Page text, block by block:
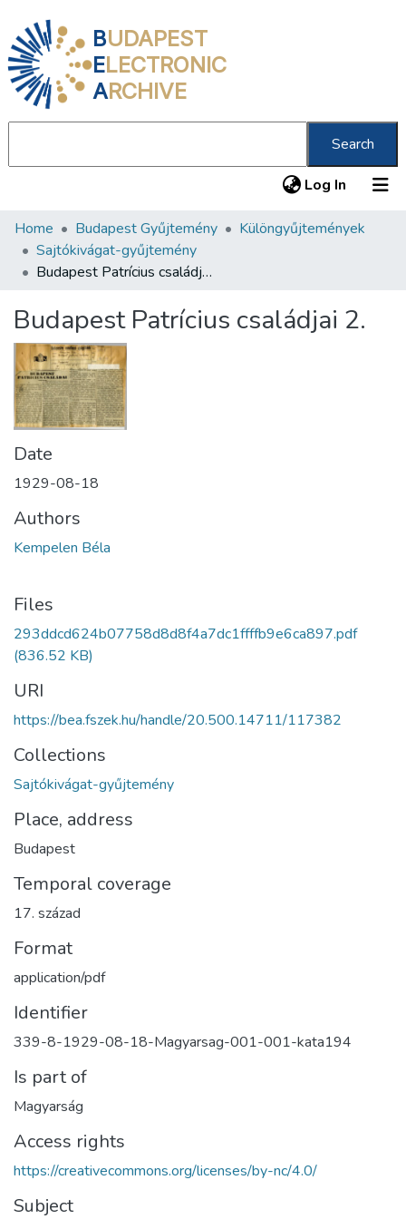
BUDAPEST
ELECTRONIC
ARCHIVE
Search
Log In (current)
Communities & Collections
All of DSpace
About us
Home Budapest Gyűjtemény
Különgyűjtemények
Sajtókivágat-gyűjtemény
Budapest Patrícius családjai 2.
Budapest Patrícius családjai 2.
Date
1929-08-18
Authors
Kempelen Béla
Files
293ddcd624b07758d8d8f4a7dc1ffffb9e6ca897.pdf
(836.52 KB)
URI
https://bea.fszek.hu/handle/20.500.14711/117382
Collections
Sajtókivágat-gyűjtemény
Place, address
Budapest
Temporal coverage
17. század
Format
application/pdf
Identifier
339-8-1929-08-18-Magyarsag-001-001-kata194
Is part of
Magyarság
Access rights
https://creativecommons.org/licenses/by-nc/4.0/
Subject